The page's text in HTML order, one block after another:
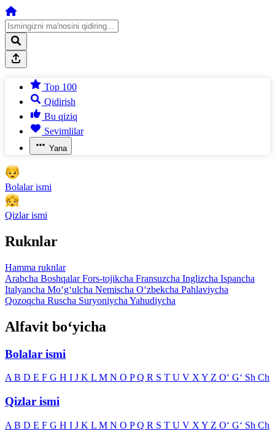
Top 100
Qidirish
Bu qiziq
Sevimlilar
Yana
Bolalar ismi
Qizlar ismi
Ruknlar
Hamma ruknlar
Arabcha BoshqalarFors-tojikcha Fransuzcha Inglizcha Ispancha
Italyancha Mo‘g‘ulcha Nemischa O‘zbekcha Pahlaviycha
Qozoqcha Ruscha Suryoniycha Yahudiycha
Alfavit bo‘yicha
Bolalar ismi
A B D E F G H I J K L M N O PQ R S T U V X Y Z O‘ G‘ Sh Ch
Qizlar ismi
A B D E F G H I J K L M N O PQ R S T U V X Y Z O‘ G‘ Sh Ch